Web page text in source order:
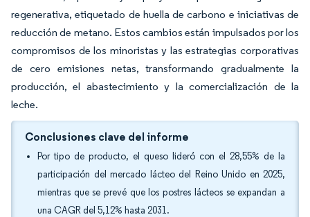
regenerativa, etiquetado de huella de carbono e iniciativas de
reducción de metano. Estos cambios están impulsados por los
compromisos de los minoristas y las estrategias corporativas
de cero emisiones netas, transformando gradualmente la
producción, el abastecimiento y la comercialización de la
leche.
Conclusiones clave del informe
Por tipo de producto, el queso lideró con el 28,55% de la
participación del mercado lácteo del Reino Unido en 2025,
mientras que se prevé que los postres lácteos se expandan a
una CAGR del 5,12% hasta 2031.